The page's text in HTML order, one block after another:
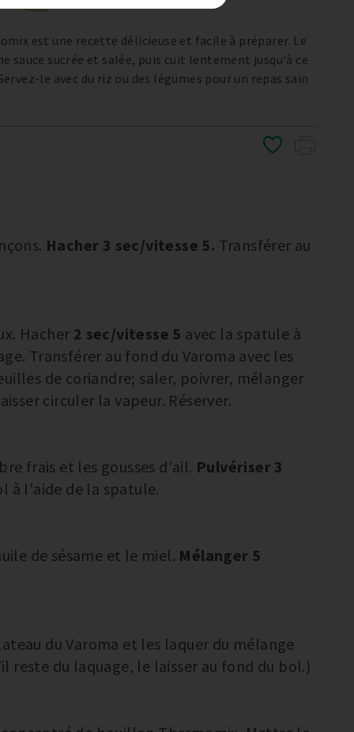
est une recette délicieuse et facile à préparer. Le
sauce sucrée et salée, puis cuit lentement jusqu'à ce
le avec du riz ou des légumes pour un repas sain
Hacher 3 sec/vitesse 5. Transférer au
Hacher 2 sec/vitesse 5 avec la spatule à
Transférer au fond du Varoma avec les
de coriandre; saler, poivrer, mélanger
circuler la vapeur. Réserver.
frais et les gousses d'ail. Pulvériser 3
à l'aide de la spatule.
de sésame et le miel. Mélanger 5
du Varoma et les laquer du mélange
reste du laquage, le laisser au fond du bol.)